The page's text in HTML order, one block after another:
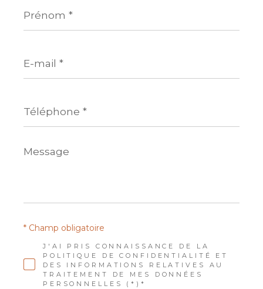
*
mail
*
*
Message
*
J'AI PRIS CONNAISSANCE DE LA
POLITIQUE DE CONFIDENTIALITÉ ET
DES INFORMATIONS RELATIVES AU
TRAITEMENT DE MES DONNÉES
PERSONNELLES (*)*
* Champ obligatoire